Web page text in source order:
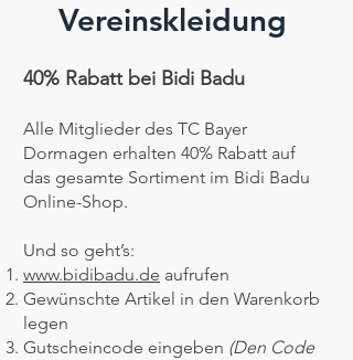
Vereinskleidung
40% Rabatt bei Bidi Badu
Alle Mitglieder des TC Bayer
Dormagen erhalten 40% Rabatt auf
das gesamte Sortiment im Bidi Badu
Online-Shop.
Und so geht’s:
www.bidibadu.de aufrufen
Gewünschte Artikel in den Warenkorb
legen
Gutscheincode eingeben (Den Code